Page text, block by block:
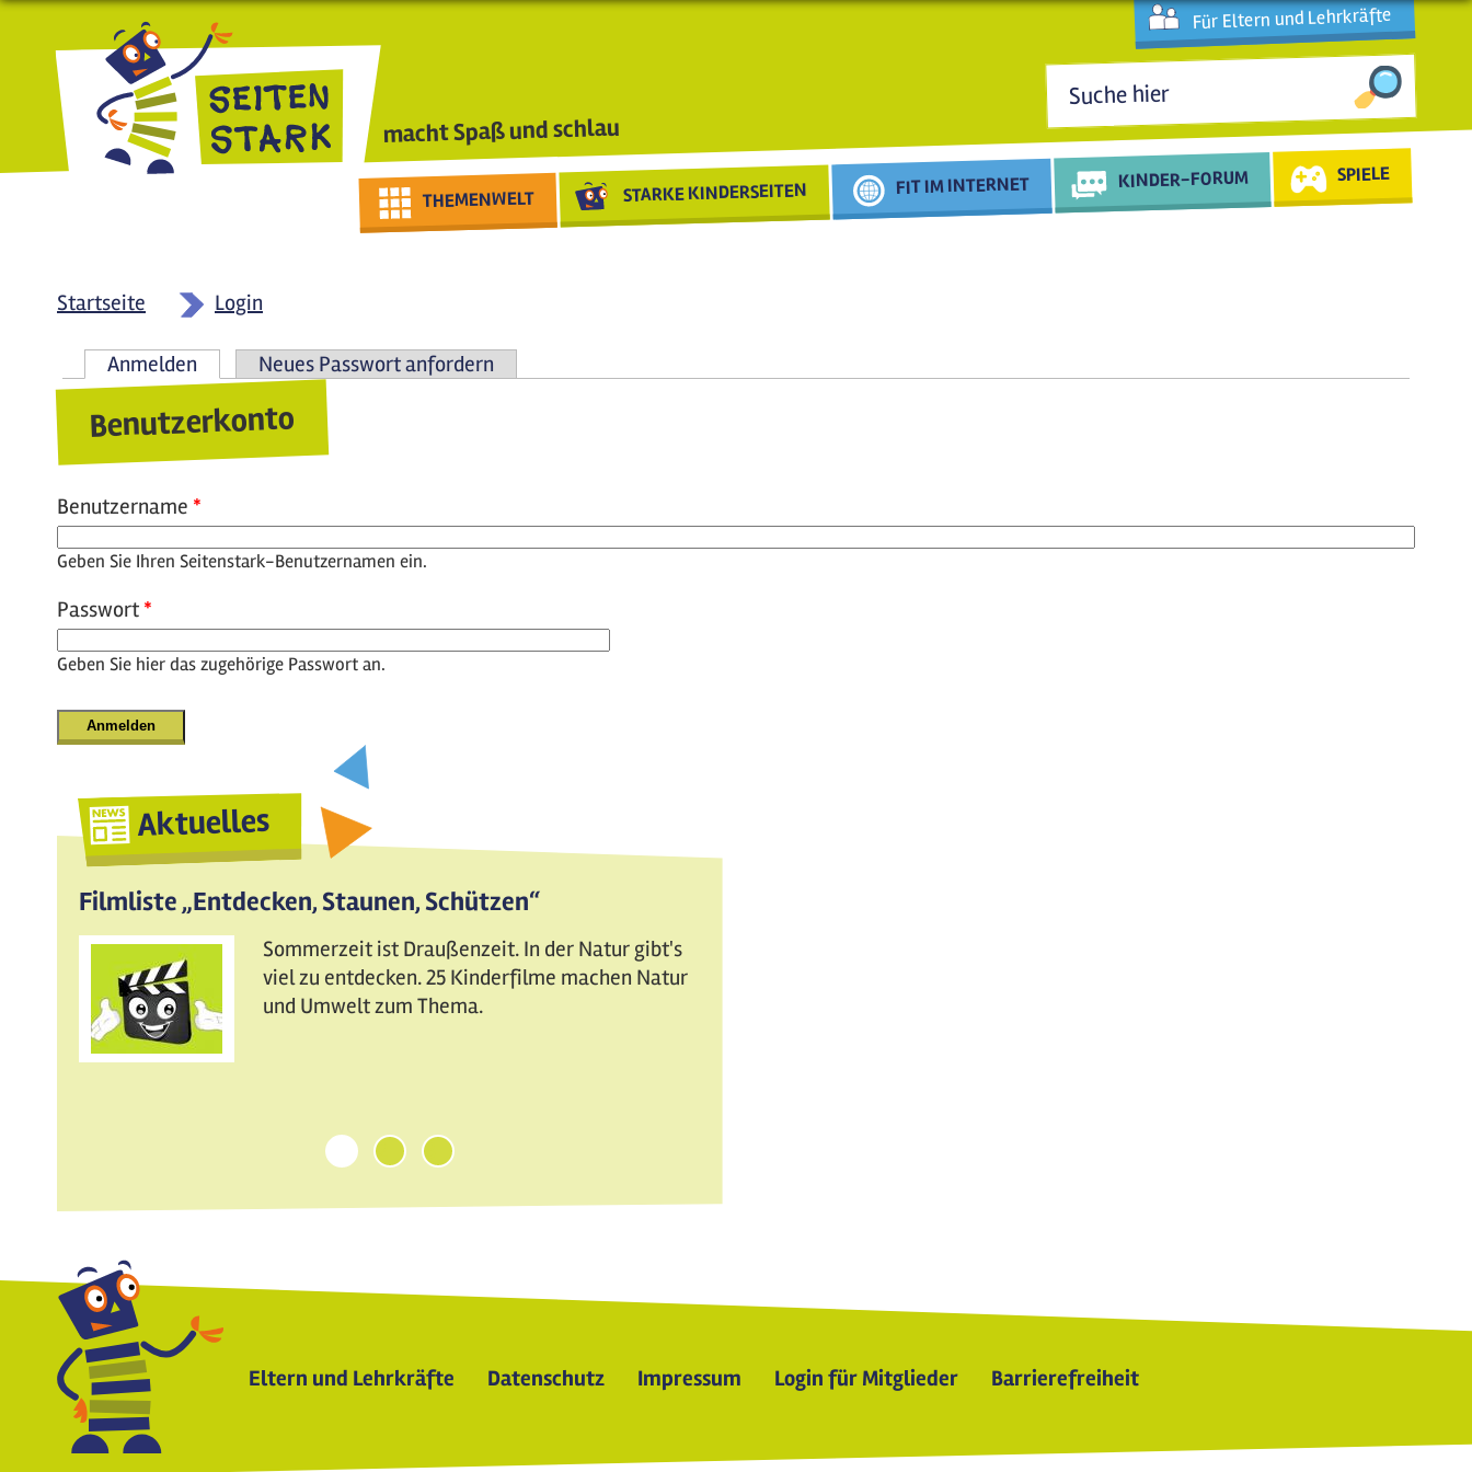
Direkt zum Inhalt
macht Spaß und schlau
Für Eltern und Lehrkräfte
Suchformular
THEMENWELT STARKE KINDERSEITEN FIT IM INTERNET KINDER-FORUM SPIELE
Startseite Login
Haupt-Reiter
Anmelden (aktiver Reiter)
Neues Passwort anfordern
Benutzerkonto
Benutzername *
Geben Sie Ihren Seitenstark-Benutzernamen ein.
Passwort *
Geben Sie hier das zugehörige Passwort an.
Aktuelles
Filmliste „Entdecken, Staunen, Schützen“
Sommerzeit ist Draußenzeit. In der Natur gibt's
viel zu entdecken. 25 Kinderfilme machen Natur
und Umwelt zum Thema.
1 2 3
Eltern und Lehrkräfte Datenschutz Impressum Login für Mitglieder Barrierefreiheit